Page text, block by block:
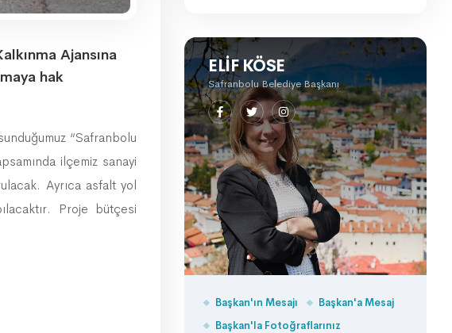
ELIF KÖSE
Safranbolu Belediye Başkanı
Başkan'ın Mesajı
Başkan'a Mesaj
Başkan'la Fotoğraflarınız
Ajansına
hak
“Safranbolu
ilçemiz sanayi
Ayrıca asfalt yol
Proje bütçesi